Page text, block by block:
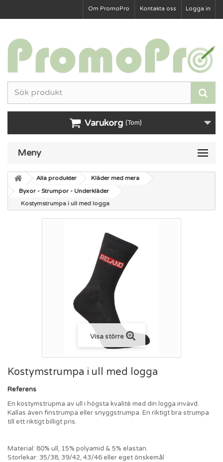
Logga in
Kontakta oss
Om PromoPro
Varukorg (Tom)
Meny
Alla produkter
Kläder med mera
Byxor - Strumpor - Underkläder
Kostymstrumpa i ull med logga
Visa större
Kostymstrumpa i ull med logga
Referens
En kostymstrupma av ull i högsta kvalité med din logga invävd.
Kallas även finstrumpa eller snyggstrumpa. En riktigt bra strumpa
till ett riktigt billigt pris.
Material: 80% ull, 15% polyamid & 5% elastan.
Storlekar: 35/38, 39/42, 43/46 eller eget önskemål